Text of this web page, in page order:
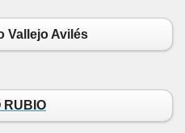
Vallejo Avilés
RUBIO